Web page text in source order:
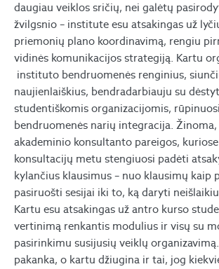
daugiau veiklos sričių, nei galėtų
žvilgsnio – institute esu atsakingas už
priemonių plano koordinavimą, rengiu
vidinės komunikacijos strategiją. Kartu
instituto bendruomenės renginius,
naujienlaiškius, bendradarbiauju su
studentiškomis organizacijomis,
bendruomenės narių integracija.
akademinio konsultanto pareigos,
konsultacijų metu stengiuosi padėti
kylančius klausimus – nuo klausimų kaip
pasiruošti sesijai iki to, ką daryti
Kartu esu atsakingas už antro kurso
vertinimą renkantis modulius ir visų su
pasirinkimu susijusių veiklų
pakanka, o kartu džiugina ir tai, jog